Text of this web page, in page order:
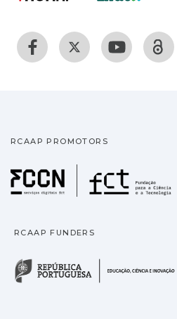
RCAAP PROMOTORS
RCAAP FUNDERS